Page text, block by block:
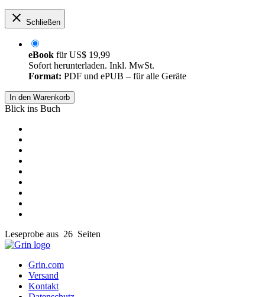
Schließen
eBook fürUS$ 19,99
Sofort herunterladen. Inkl. MwSt.
Format: PDF und ePUB – für alle Geräte
In den Warenkorb
Blick ins Buch
Leseprobe aus 26 Seiten
Grin.com
Versand
Kontakt